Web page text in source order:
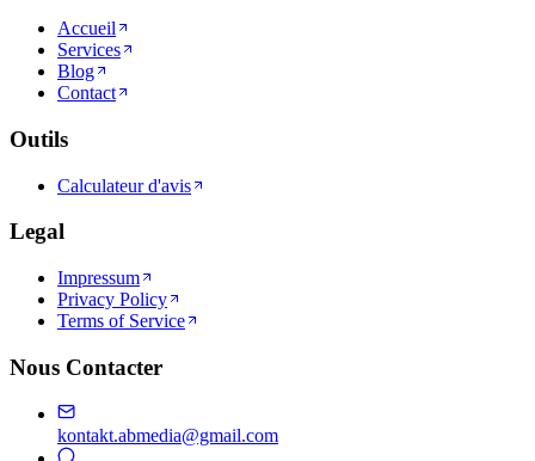
Accueil
Services
Blog
Contact
Outils
Calculateur d'avis
Legal
Impressum
Privacy Policy
Terms of Service
Nous Contacter
kontakt.abmedia@gmail.com